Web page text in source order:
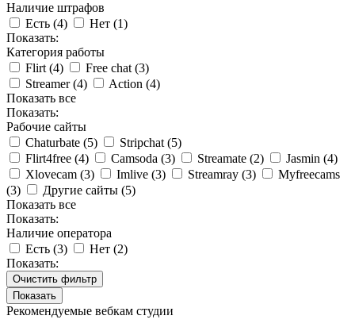
Наличие штрафов
Есть (4) Нет (1)
Показать:
Категория работы
Flirt (4) Free chat (3)
Streamer (4) Action (4)
Показать все
Показать:
Рабочие сайты
Chaturbate (5) Stripchat (5)
Flirt4free (4) Camsoda (3) Streamate (2) Jasmin (4)
Xlovecam (3) Imlive (3) Streamray (3)
Myfreecams
(3) Другие сайты (5)
Показать все
Показать:
Наличие оператора
Есть (3) Нет (2)
Показать:
Очистить фильтр
Рекомендуемые вебкам студии